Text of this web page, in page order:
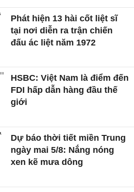
Phát hiện 13 hài cốt liệt sĩ
tại nơi diễn ra trận chiến
đấu ác liệt năm 1972
HSBC: Việt Nam là điểm đến
FDI hấp dẫn hàng đầu thế
giới
Dự báo thời tiết miền Trung
ngày mai 5/8: Nắng nóng
xen kẽ mưa dông